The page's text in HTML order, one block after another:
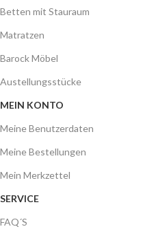
Betten mit Stauraum
Matratzen
Barock Möbel
Austellungsstücke
MEIN KONTO
Meine Benutzerdaten
Meine Bestellungen
Mein Merkzettel
SERVICE
FAQ´S